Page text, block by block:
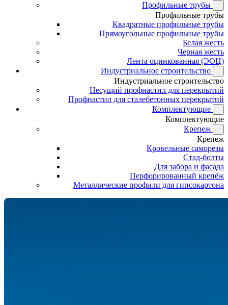
Профильные трубы
Профильные трубы
Квадратные профильные трубы
Прямоугольные профильные трубы
Белая жесть
Черная жесть
Лента оцинкованная (ЭОЦ)
Индустриальное строительство
Индустриальное строительство
Несущий профнастил для перекрытий
Профнастил для сталебетонных перекрытий
Комплектующие
Комплектующие
Крепеж
Крепеж
Кровельные саморезы
Стад-болты
Для забора и фасада
Перфорированный крепёж
Металлические профили для гипсокартона